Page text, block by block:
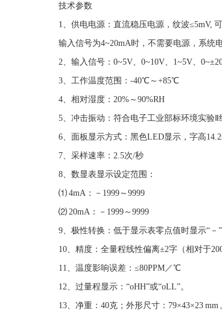
技术参数
1、供电电源：直流稳压电源，纹波≤5mV,
输入信号为4~20mA时，不需要电源，系统
2、输入信号：0~5V、0~10V、1~5V、
3、工作温度范围：-40℃～+85℃
4、相对湿度：20%～90%RH
5、冲击振动：符合电子工业部标环境实验Ⅱ
6、面板显示方式：黑色LED显示，字高
7、采样速率：2.5次/秒
8、数显表显示设定范围：
⑴ 4mA：－1999～9999
⑵ 20mA：－1999～9999
9、极性转换：低于显示表零点值时显示“－
10、精度：全量程线性偏离±2字（相对于
11、温度影响误差：≤80PPM／℃
12、过量程显示：“oHH”或“oLL”。
13、净重：40克；外形尺寸：79×43×23 mm